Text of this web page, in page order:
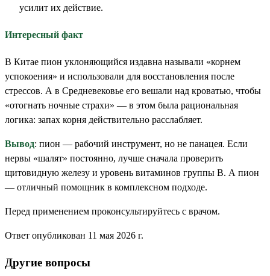
усилит их действие.
Интересный факт
В Китае пион уклоняющийся издавна называли «корнем
успокоения» и использовали для восстановления после
стрессов. А в Средневековье его вешали над кроватью, чтобы
«отогнать ночные страхи» — в этом была рациональная
логика: запах корня действительно расслабляет.
Вывод: пион — рабочий инструмент, но не панацея. Если
нервы «шалят» постоянно, лучше сначала проверить
щитовидную железу и уровень витаминов группы B. А пион
— отличный помощник в комплексном подходе.
Перед применением проконсультируйтесь с врачом.
Ответ опубликован 11 мая 2026 г.
Другие вопросы